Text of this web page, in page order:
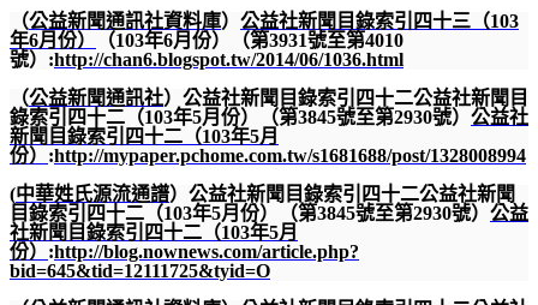
（公益新聞通訊社資料庫） 公益社新聞目錄索引四十三（103
年6月份） （103年6月份）（第3931號至第4010
號） :http://chan6.blogspot.tw/2014/06/1036.html
（公益新聞通訊社）公益社新聞目錄索引四十二公益社新聞目
錄索引四十二（103年5月份）（第3845號至第2930號） 公益社
新聞目錄索引四十二（103年5月
份） :http://mypaper.pchome.com.tw/s1681688/post/1328008994
(中華姓氏源流通譜）公益社新聞目錄索引四十二公益社新聞
目錄索引四十二（103年5月份）（第3845號至第2930號） 公益
社新聞目錄索引四十二（103年5月
份） :http://blog.nownews.com/article.php?
bid=645&tid=12111725&tyid=O